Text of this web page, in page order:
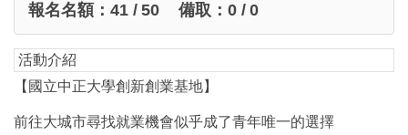
報名名額： 41 / 50 備取： 0 / 0
活動介紹
【國立中正大學創新創業基地】
前往大城市尋找就業機會似乎成了青年唯一的選擇